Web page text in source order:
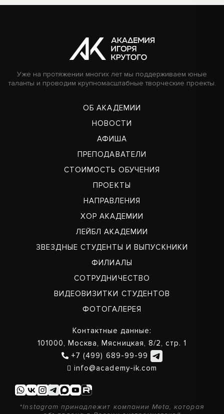
Уже на протяжении многих лет мы поддерживаем юные
таланты и проводим крупномасштабные творческие проекты.
ОБ АКАДЕМИИ
НОВОСТИ
АФИША
ПРЕПОДАВАТЕЛИ
СТОИМОСТЬ ОБУЧЕНИЯ
ПРОЕКТЫ
НАПРАВЛЕНИЯ
ХОР АКАДЕМИИ
ЛЕЙБЛ АКАДЕМИИ
ЗВЕЗДНЫЕ СТУДЕНТЫ И ВЫПУСКНИКИ
ФИЛИАЛЫ
СОТРУДНИЧЕСТВО
ВИДЕОВИЗИТКИ СТУДЕНТОВ
ФОТОГАЛЕРЕЯ
Контактные данные:
101000, Москва, Мясницкая, 8/2, стр. 1
+7 (499) 689-99-99
info@academy-ik.com
*Instagram принадлежит компании Meta, которая